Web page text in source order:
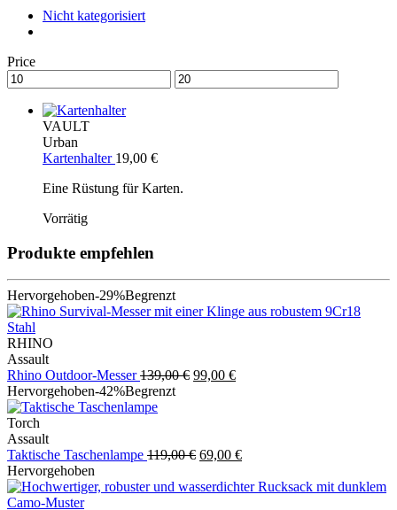
Nicht kategorisiert
Price
VAULT
Urban
Kartenhalter 19,00 €
Eine Rüstung für Karten.
Vorrätig
Produkte empfehlen
Hervorgehoben-29%Begrenzt
RHINO
Assault
Rhino Outdoor-Messer139,00€ Ursprünglicher
99,00 €Aktueller
Hervorgehoben-42%Begrenzt
Torch
Assault
Taktische Taschenlampe 119,00€ Ursprünglicher
war:
69,00 €Aktueller
ist:
Hervorgehoben